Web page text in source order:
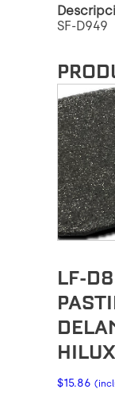
SF-D949
LF-
$15.86